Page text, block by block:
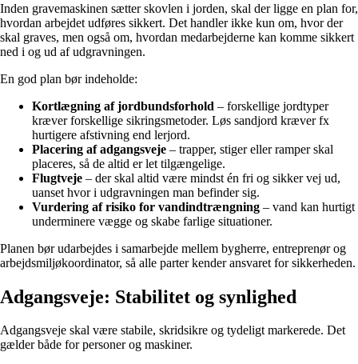
Inden gravemaskinen sætter skovlen i jorden, skal der ligge en plan for,
hvordan arbejdet udføres sikkert. Det handler ikke kun om, hvor der
skal graves, men også om, hvordan medarbejderne kan komme sikkert
ned i og ud af udgravningen.
En god plan bør indeholde:
Kortlægning af jordbundsforhold – forskellige jordtyper
kræver forskellige sikringsmetoder. Løs sandjord kræver fx
hurtigere afstivning end lerjord.
Placering af adgangsveje – trapper, stiger eller ramper skal
placeres, så de altid er let tilgængelige.
Flugtveje – der skal altid være mindst én fri og sikker vej ud,
uanset hvor i udgravningen man befinder sig.
Vurdering af risiko for vandindtrængning – vand kan hurtigt
underminere vægge og skabe farlige situationer.
Planen bør udarbejdes i samarbejde mellem bygherre, entreprenør og
arbejdsmiljøkoordinator, så alle parter kender ansvaret for sikkerheden.
Adgangsveje: Stabilitet og synlighed
Adgangsveje skal være stabile, skridsikre og tydeligt markerede. Det
gælder både for personer og maskiner.